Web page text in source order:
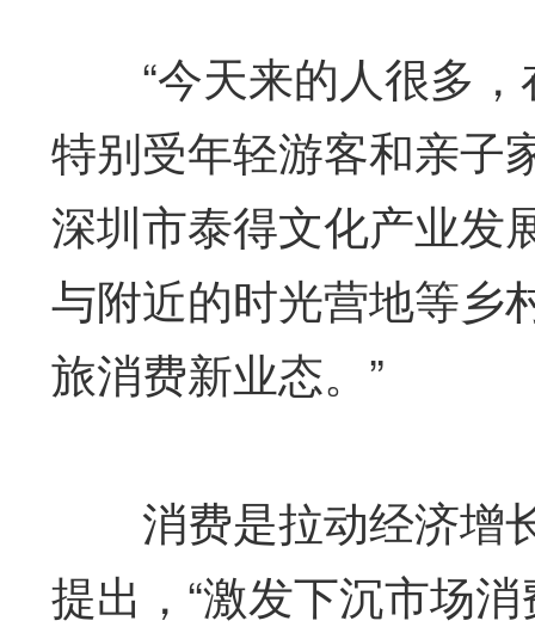
“今天来的人很多，
特别受年轻游客和亲子
深圳市泰得文化产业发
与附近的时光营地等乡
旅消费新业态。”
消费是拉动经济增
提出，“激发下沉市场